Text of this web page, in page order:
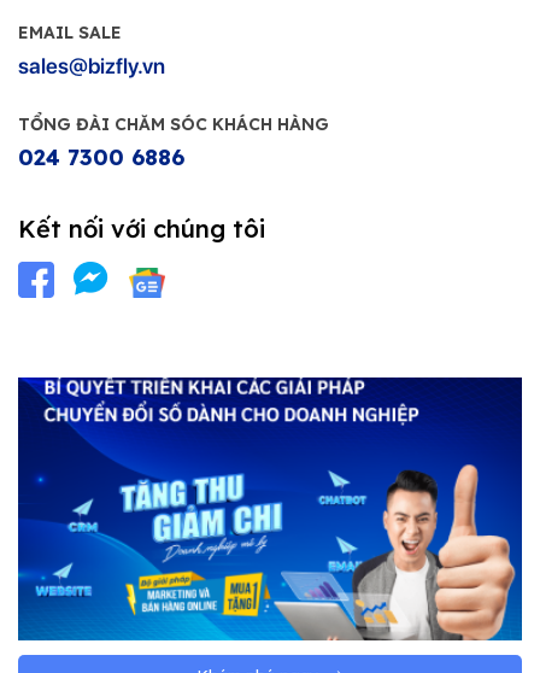
EMAIL SALE
sales@bizfly.vn
TỔNG ĐÀI CHĂM SÓC KHÁCH HÀNG
024 7300 6886
Kết nối với chúng tôi